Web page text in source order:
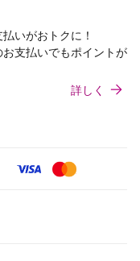
いがおトクに！
お支払いでもポイントが
詳しく